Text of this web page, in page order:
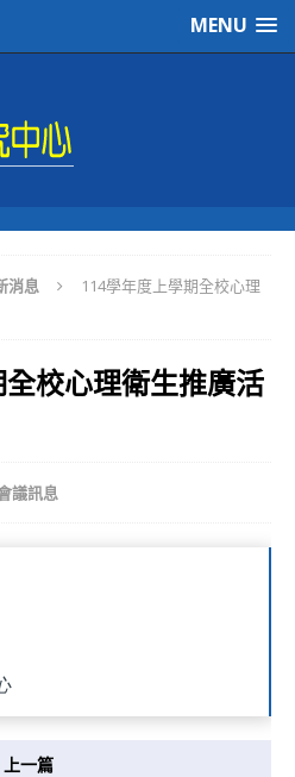
MENU
消息
114學年度上學期全校心理
校心理衛生推廣活
議訊息
上一篇